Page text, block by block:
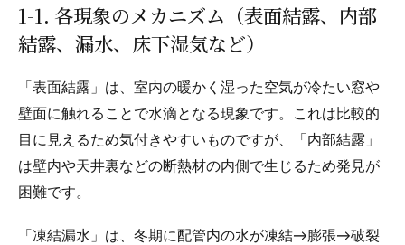
1-1. 各現象のメカニズム（表面結露、内部
結露、漏水、床下湿気など）
「表面結露」は、室内の暖かく湿った空気が冷たい窓や
壁面に触れることで水滴となる現象です。これは比較的
目に見えるため気付きやすいものですが、「内部結露」
は壁内や天井裏などの断熱材の内側で生じるため発見が
困難です。
「凍結漏水」は、冬期に配管内の水が凍結→膨張→破裂